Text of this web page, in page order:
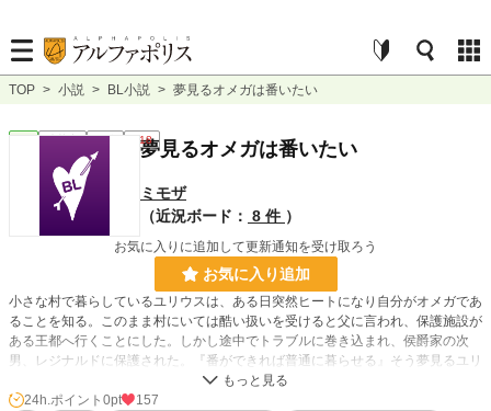
TOP > 小説 > BL小説 > 夢見るオメガは番いたい
連載中 長編 R18
夢見るオメガは番いたい
ミモザ
（近況ボード： 8 件 ）
お気に入りに追加して更新通知を受け取ろう
お気に入り追加
小さな村で暮らしているユリウスは、ある日突然ヒートになり自分がオメガであ
ることを知る。このまま村にいては酷い扱いを受けると父に言われ、保護施設が
ある王都へ行くことにした。しかし途中でトラブルに巻き込まれ、侯爵家の次
男、レジナルドに保護された。『番ができれば普通に暮らせる』そう夢見るユリ
ウスは、無事にアルファと番う事ができるのか。第一章、完結しました！
24h.ポイント 0pt
157